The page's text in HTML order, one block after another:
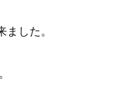
した。